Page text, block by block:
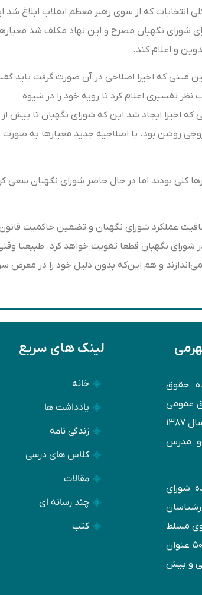
که از سوی رهبر معظم انقلاب ابلاغ شد
انتخابات برای شورای نگهبان مصرح و این نهاد مکلف شد
و اعلام کند.
در سال ۹۶ انجام داد. همین متنی که اخیرا اصلاحی در آن صورت گرفت
در قالب نظر تفسیری اعلام کرد تا رویه خود را در شیوه
اخیرا ایجاد شد این که شورای نگهبان تا پیش از
روشن بود. با اصلاحیه جدید معیارها به صورت
کلی بودند اما در حال حاضر شورای نگهبان سعی
عملکرد شورای نگهبان و تضمین حاکمیت
نگهبان قطعا تقویت خواهد کرد. طبیعتا
و هم این‌که بدون دلیل خود را در معرض
حقوق
عمومی
دانشگاه تهران است. وی فعالیت تخصصی خود را از سال ۱۳۸۷
و مدرس
شورای
کارشناسان
وی مسلط
به زبان‌های انگليسی و عربی بوده و تاكنون حدود ۵۰ عنوان
و بيش
لینک های سریع
خانه
یادداشت ها
زندگی نامه
کلاس های درسی
مقالات
چند رسانه ای
کتب